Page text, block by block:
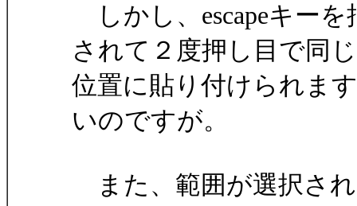
しかし、escapeキー
されて２度押し目で同じ
位置に貼り付けられま
いのですが。
また、範囲が選択さ